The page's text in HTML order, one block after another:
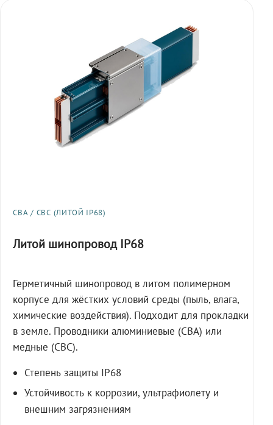
СВА / СВС (ЛИТОЙ IP68)
Литой шинопровод IP68
Герметичный шинопровод в литом полимерном
корпусе для жёстких условий среды (пыль, влага,
химические воздействия). Подходит для прокладки
в земле. Проводники алюминиевые (СВА) или
медные (СВС).
Степень защиты IP68
Устойчивость к коррозии, ультрафиолету и
внешним загрязнениям